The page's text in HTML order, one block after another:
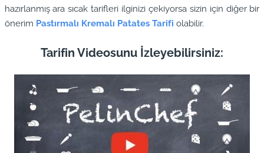
hazırlanmış ara sıcak tarifleri ilginizi çekiyorsa sizin için diğer bir
önerim Pastırmalı Kremalı Patates Tarifi olabilir.
Tarifin Videosunu İzleyebilirsiniz: